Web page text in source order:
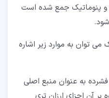
و پنوماتیک جمع شده است
می توان به موارد زیر اشاره
به عنوان منبع اصلی